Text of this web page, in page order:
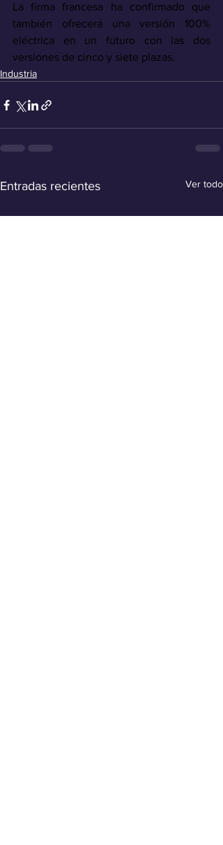
La firma francesa ha confirmado que
también ofrecerá una versión 100%
eléctrica en un futuro con las dos
versiones de cinco y siete plazas.
Industria
Entradas recientes Ver todo